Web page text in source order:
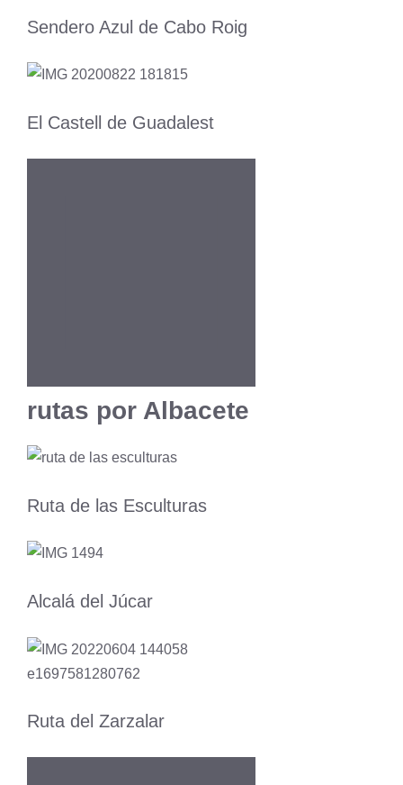
Sendero Azul de Cabo Roig
El Castell de Guadalest
rutas por Albacete
Ruta de las Esculturas
Alcalá del Júcar
Ruta del Zarzalar